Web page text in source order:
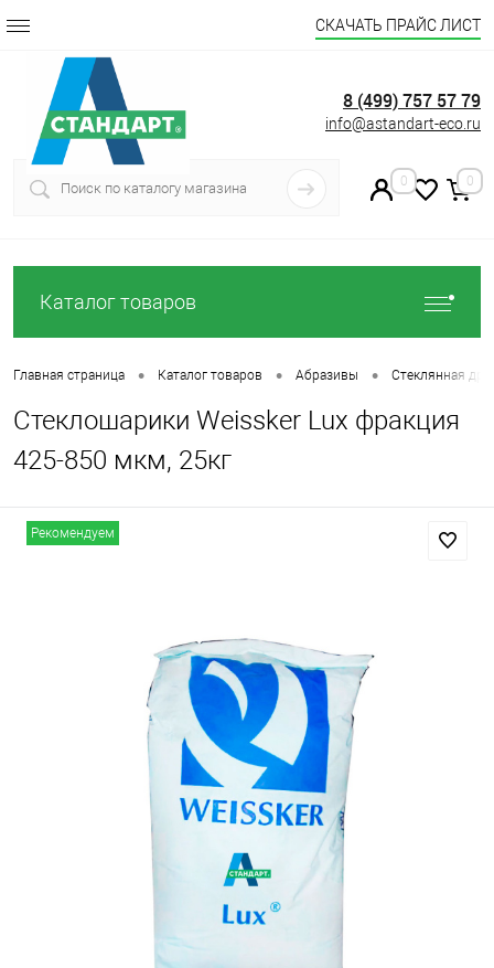
СКАЧАТЬ ПРАЙС ЛИСТ
8 (499) 757 57 79
info@astandart-eco.ru
0 0
Каталог товаров
Главная страница • Каталог товаров • Абразивы • Стеклянная
Стеклошарики Weissker Lux фракция
425-850 мкм, 25кг
Рекомендуем